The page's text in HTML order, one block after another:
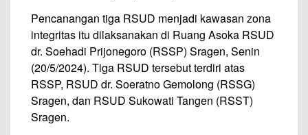
Pencanangan tiga RSUD menjadi kawasan zona
integritas itu dilaksanakan di Ruang Asoka RSUD
dr. Soehadi Prijonegoro (RSSP) Sragen, Senin
(20/5/2024). Tiga RSUD tersebut terdiri atas
RSSP, RSUD dr. Soeratno Gemolong (RSSG)
Sragen, dan RSUD Sukowati Tangen (RSST)
Sragen.